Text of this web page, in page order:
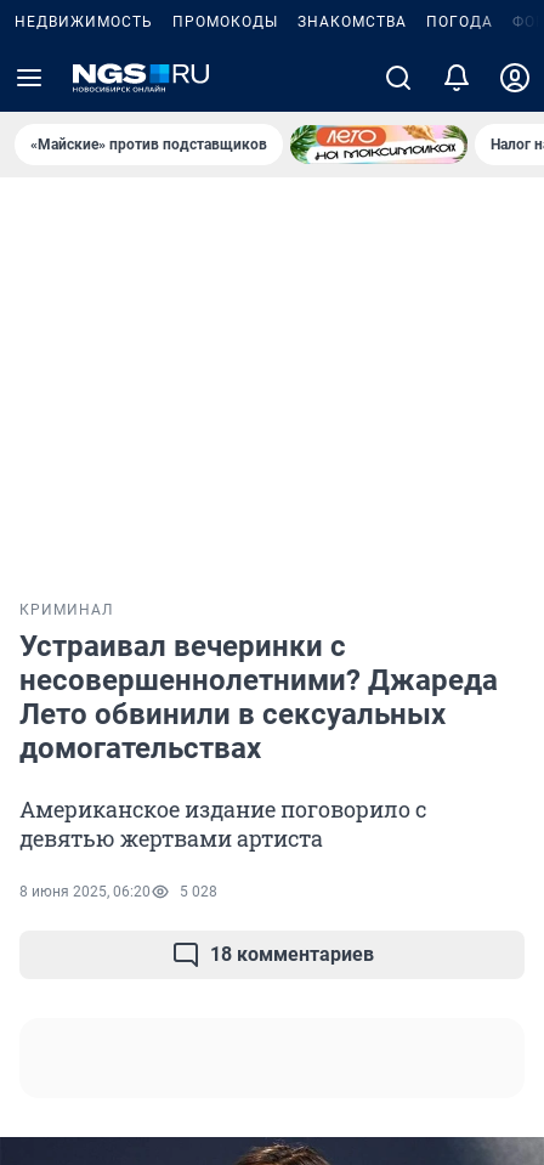
НЕДВИЖИМОСТЬ ПРОМОКОДЫ ЗНАКОМСТВА ПОГОДА
«Майские» против подставщиков Налог
КРИМИНАЛ
Устраивал вечеринки с
несовершеннолетними? Джареда
Лето обвинили в сексуальных
домогательствах
Американское издание поговорило с
девятью жертвами артиста
8 июня 2025, 06:20 5 028
18 комментариев